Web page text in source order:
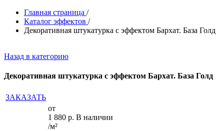
Главная страница /
Каталог эффектов /
Декоративная штукатурка с эффектом Бархат. База Голд
Назад в категорию
Декоративная штукатурка с эффектом Бархат. База Голд
ЗАКАЗАТЬ
от
1 880 р.
/м²
В наличии